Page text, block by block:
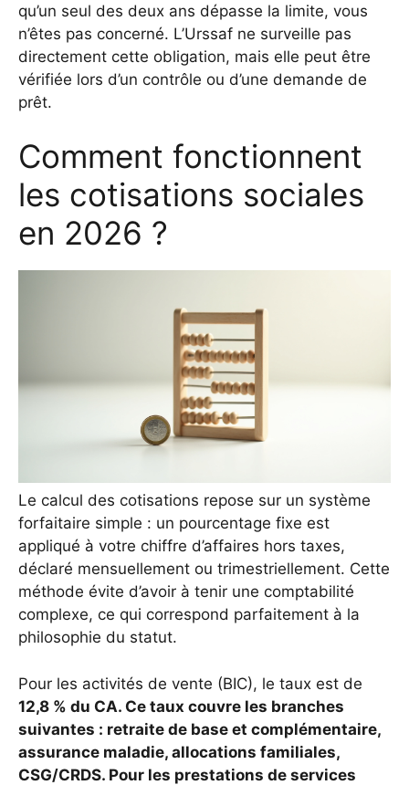
qu’un seul des deux ans dépasse la limite, vous
n’êtes pas concerné. L’Urssaf ne surveille pas
directement cette obligation, mais elle peut être
vérifiée lors d’un contrôle ou d’une demande de
prêt.
Comment fonctionnent
les cotisations sociales
en 2026 ?
Le calcul des cotisations repose sur un système
forfaitaire simple : un pourcentage fixe est
appliqué à votre chiffre d’affaires hors taxes,
déclaré mensuellement ou trimestriellement. Cette
méthode évite d’avoir à tenir une comptabilité
complexe, ce qui correspond parfaitement à la
philosophie du statut.
Pour les activités de vente (BIC), le taux est de
12,8 % du CA. Ce taux couvre les branches
suivantes : retraite de base et complémentaire,
assurance maladie, allocations familiales,
CSG/CRDS. Pour les prestations de services